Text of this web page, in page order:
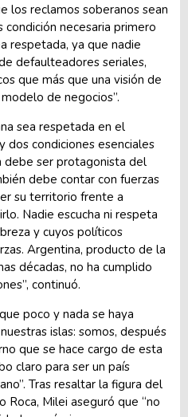
los reclamos soberanos sean
necesaria primero
respetada, ya que nadie
defaulteadores seriales,
que más que una visión de
de negocios”.
sea respetada en el
dos condiciones esenciales
debe ser protagonista del
debe contar con fuerzas
su territorio frente a
Nadie escucha ni respeta
y cuyos políticos
Argentina, producto de la
décadas, no ha cumplido
continuó.
poco y nada se haya
islas: somos, después
que se hace cargo de esta
claro para ser un país
Tras resaltar la figura del
Milei aseguró que “no